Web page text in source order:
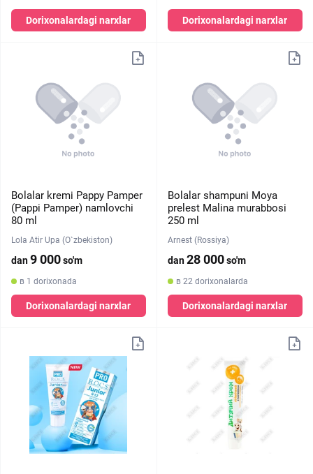
Dorixonalardagi narxlar Dorixonalardagi narxlar
Bolalar kremi Pappy Pamper
(Pappi Pamper) namlovchi
80 ml
Lola Atir Upa (O`zbekiston)
dan9 000so'm
в 1 dorixonada
Dorixonalardagi narxlar
Bolalar shampuni Moya
prelest Malina murabbosi
250 ml
Arnest (Rossiya)
dan28 000so'm
в 22 dorixonalarda
Dorixonalardagi narxlar